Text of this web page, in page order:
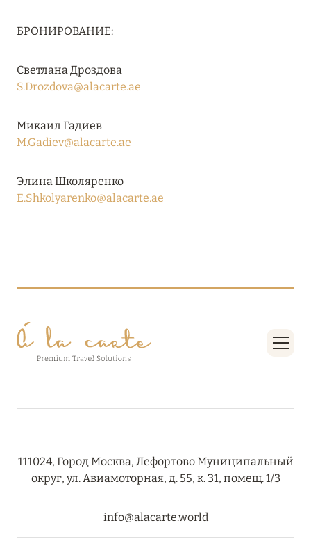
HÔTEL BARRIÈRE LES NEIGES
Подробнее
27 сентября 2024
Подробнее
Подробнее
27 сентября 2024
RIXOS PREMIUM SAADIYAT ISLAND ABU DHABI:
20 августа 2024
И ULTIMA COURCHEVEL
Подробнее
БРОНИРОВАНИЕ:
Светлана Дроздова
S.Drozdova@alacarte.ae
Микаил Гадиев
M.Gadiev@alacarte.ae
Элина Школяренко
E.Shkolyarenko@alacarte.ae
111024, Город Москва, Лефортово Муниципальный
округ, ул. Авиамоторная, д. 55, к. 31, помещ. 1/3
info@alacarte.world